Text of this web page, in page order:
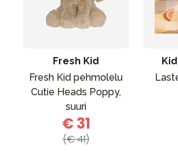
Fresh Kid
Fresh Kid pehmolelu
Cutie Heads Poppy,
suuri
€ 31
(€ 41)